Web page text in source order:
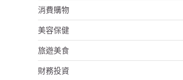
消費購物
美容保健
旅遊美食
財務投資